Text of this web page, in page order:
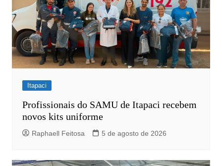
Itapaci
Profissionais do SAMU de Itapaci recebem
novos kits uniforme
Raphaell Feitosa 5 de agosto de 2026